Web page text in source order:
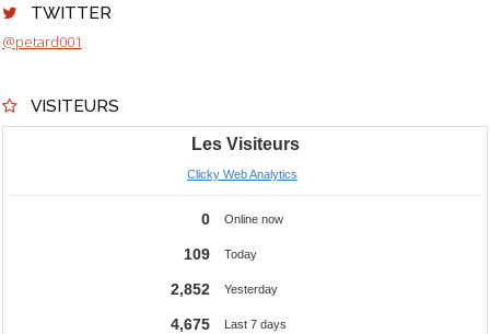
TWITTER
@petard001
VISITEURS